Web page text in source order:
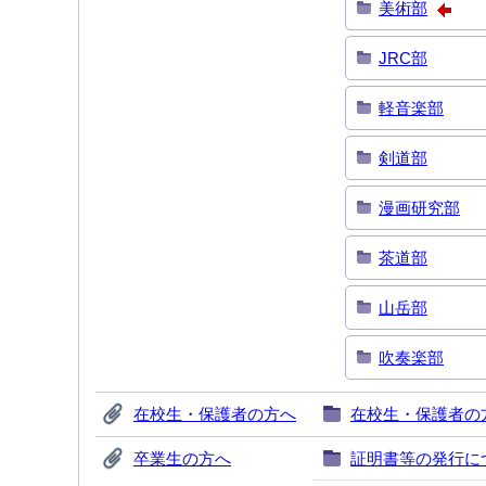
美術部
JRC部
軽音楽部
剣道部
漫画研究部
茶道部
山岳部
吹奏楽部
在校生・保護者の方へ 在校生・保護者の
卒業生の方へ 証明書等の発行に